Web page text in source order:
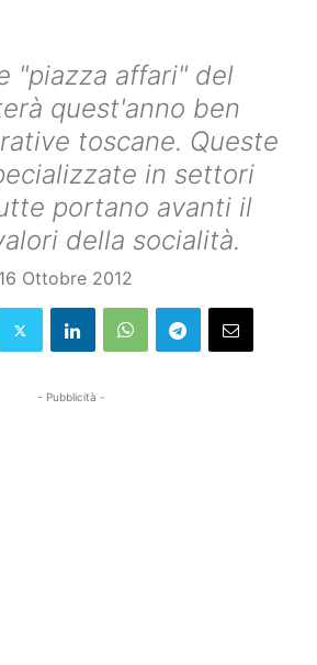
"piazza affari" del
quest'anno ben
toscane. Queste
in settori
portano avanti il
della socialità.
16 Ottobre 2012
- Pubblicità -